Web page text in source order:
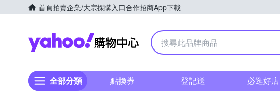
首頁拍賣企業/大宗採購入口合作招商App下載
Yahoo購物中心
全部分類 點換券 登記送 必逛好店